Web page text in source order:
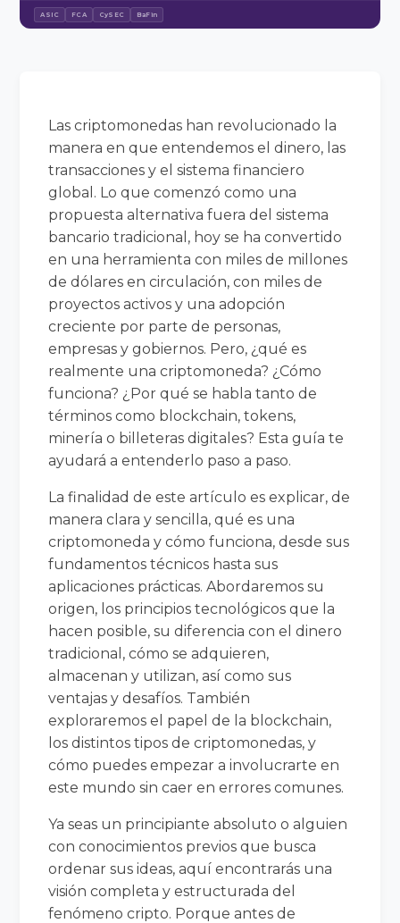
ASIC FCA CySEC BaFin
Las criptomonedas han revolucionado la
manera en que entendemos el dinero, las
transacciones y el sistema financiero
global. Lo que comenzó como una
propuesta alternativa fuera del sistema
bancario tradicional, hoy se ha convertido
en una herramienta con miles de millones
de dólares en circulación, con miles de
proyectos activos y una adopción
creciente por parte de personas,
empresas y gobiernos. Pero, ¿qué es
realmente una criptomoneda? ¿Cómo
funciona? ¿Por qué se habla tanto de
términos como blockchain, tokens,
minería o billeteras digitales? Esta guía te
ayudará a entenderlo paso a paso.
La finalidad de este artículo es explicar, de
manera clara y sencilla, qué es una
criptomoneda y cómo funciona, desde sus
fundamentos técnicos hasta sus
aplicaciones prácticas. Abordaremos su
origen, los principios tecnológicos que la
hacen posible, su diferencia con el dinero
tradicional, cómo se adquieren,
almacenan y utilizan, así como sus
ventajas y desafíos. También
exploraremos el papel de la blockchain,
los distintos tipos de criptomonedas, y
cómo puedes empezar a involucrarte en
este mundo sin caer en errores comunes.
Ya seas un principiante absoluto o alguien
con conocimientos previos que busca
ordenar sus ideas, aquí encontrarás una
visión completa y estructurada del
fenómeno cripto. Porque antes de